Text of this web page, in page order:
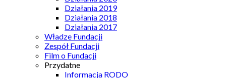
Działania 2019
Działania 2018
Działania 2017
Władze Fundacji
Zespół Fundacji
Film o Fundacji
Przydatne
Informacja RODO